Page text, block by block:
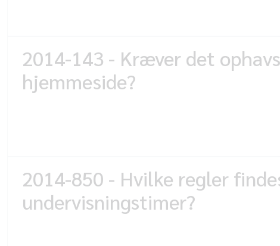
2014-143 - Kræver det
hjemmeside?
2014-850 - Hvilke regler
undervisningstimer?